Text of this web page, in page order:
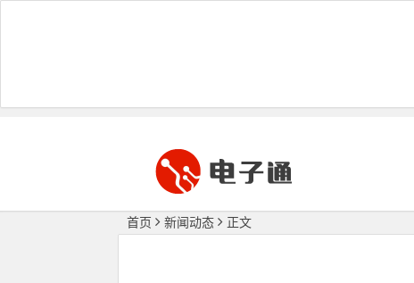
首页 新闻动态 正文